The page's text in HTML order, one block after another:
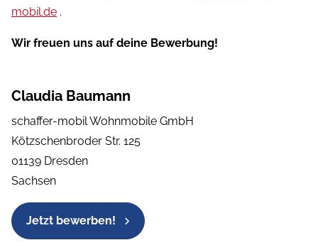
mobil.de .
Wir freuen uns auf deine Bewerbung!
Claudia Baumann
schaffer-mobil Wohnmobile GmbH
Kötzschenbroder Str. 125
01139 Dresden
Sachsen
Jetzt bewerben!